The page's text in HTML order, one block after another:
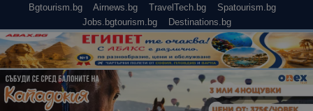
Bgtourism.bg Airnews.bg TravelTech.bg
Spatourism.bg
Jobs.bgtourism.bg
Destinations.bg